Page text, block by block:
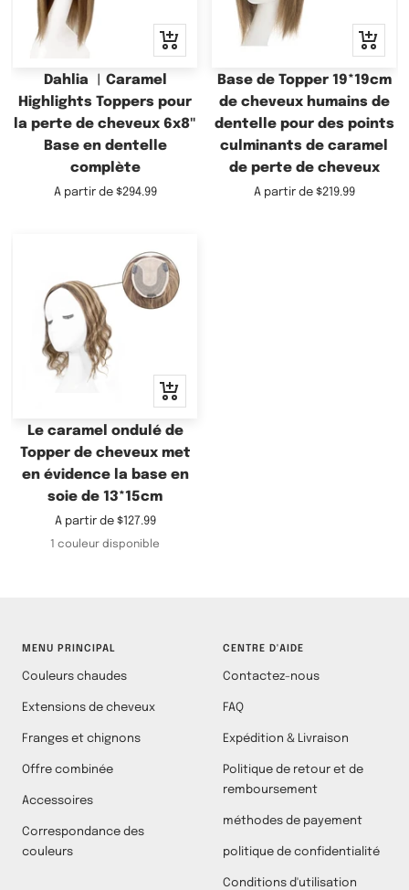
Apercu
rapide
Dahlia ︳Caramel
Highlights Toppers pour
la perte de cheveux 6x8"
Base en dentelle
complète
Prix
A partir de $294.99
Apercu
rapide
Base de Topper 19*19cm
de cheveux humains de
dentelle pour des points
culminants de caramel
de perte de cheveux
Prix
A partir de $219.99
Apercu
rapide
Le caramel ondulé de
Topper de cheveux met
en évidence la base en
soie de 13*15cm
Prix
de
A partir de $127.99
1 couleur disponible
MENU PRINCIPAL
Couleurs chaudes
Extensions de cheveux
Franges et chignons
Offre combinée
Accessoires
Correspondance des
couleurs
CENTRE D'AIDE
Contactez-nous
FAQ
Expédition & Livraison
Politique de retour et de
remboursement
méthodes de payement
politique de confidentialité
Conditions d'utilisation